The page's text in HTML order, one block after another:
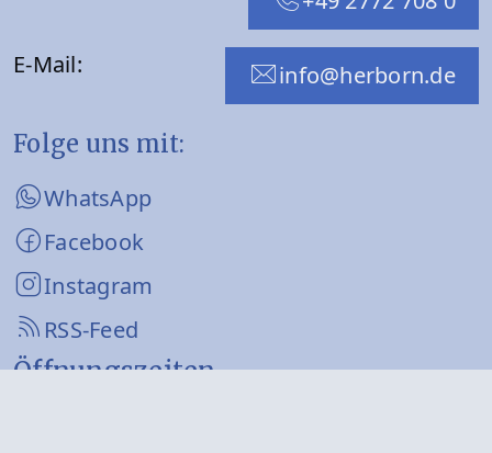
E-Mail: info@herborn.de
Folge uns mit:
WhatsApp
Facebook
Instagram
RSS-Feed
Öffnungszeiten